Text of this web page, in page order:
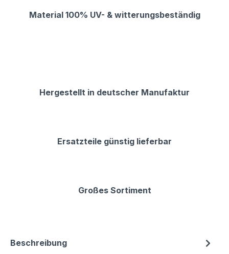
Material 100% UV- & witterungsbeständig
Hergestellt in deutscher Manufaktur
Ersatzteile günstig lieferbar
Großes Sortiment
Beschreibung